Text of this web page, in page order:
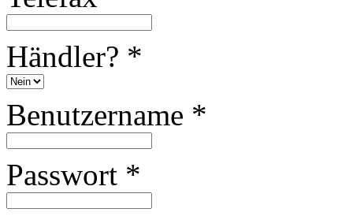
Händler? *
Benutzername *
Passwort *